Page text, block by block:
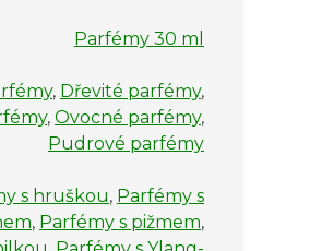
Parfémy 30 ml
, Dřevité parfémy,
, Ovocné parfémy,
Pudrové parfémy
s hruškou, Parfémy s
, Parfémy s pižmem,